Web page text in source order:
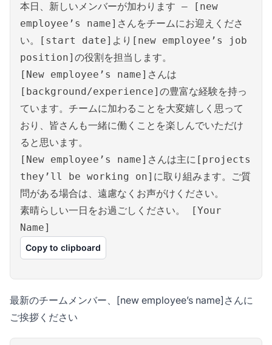
本日、新しいメンバーが加わります – [new
employee’s name]さんをチームにお迎えくださ
い。[start date]より[new employee’s job
position]の役割を担当します。
[New employee’s name]さんは
[background/experience]の豊富な経験を持っ
ています。チームに加わることを大変嬉しく思って
おり、皆さんも一緒に働くことを楽しんでいただけ
ると思います。
[New employee’s name]さんは主に[projects
they’ll be working on]に取り組みます。ご質
問がある場合は、遠慮なくお声がけください。
素晴らしい一日をお過ごしください。 [Your
Name]
Copy to clipboard
最新のチームメンバー、[new employee’s name]さんに
ご挨拶ください